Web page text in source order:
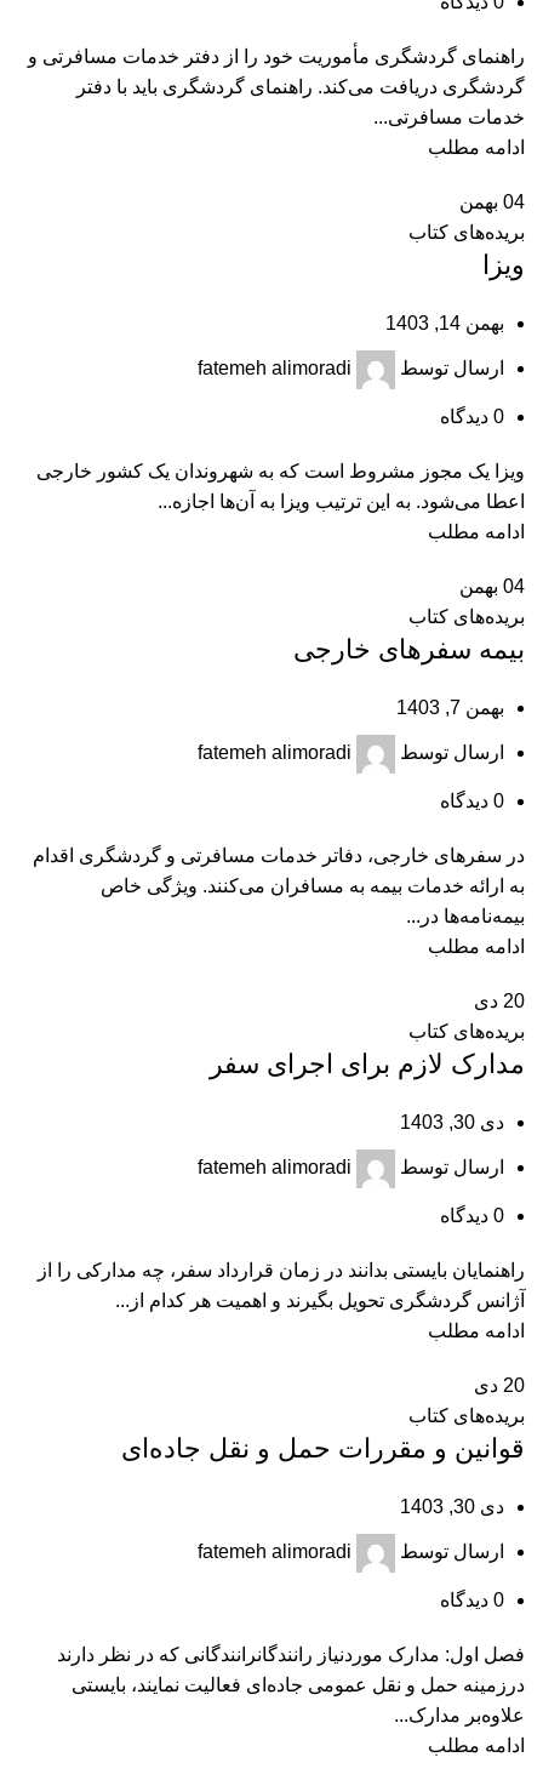
راهنمای گردشگری مأموریت خود را از دفتر خدمات مسافرتی و
گردشگری دریافت می‌کند. راهنمای گردشگری باید با دفتر
خدمات مسافرتی...
ادامه مطلب
04 بهمن
بریده‌های کتاب
ویزا
بهمن 14, 1403
ارسال توسط fatemeh alimoradi
0 دیدگاه
ویزا یک مجوز مشروط است که به شهروندان یک کشور خارجی
اعطا می‌شود. به این ترتیب ویزا به آن‌ها اجازه...
ادامه مطلب
04 بهمن
بریده‌های کتاب
بیمه سفرهای خارجی
بهمن 7, 1403
ارسال توسط fatemeh alimoradi
0 دیدگاه
در سفرهای خارجی، دفاتر خدمات مسافرتی و گردشگری اقدام
به ارائه خدمات بیمه به مسافران می‌کنند. ویژگی خاص
بیمه‌نامه‌ها در...
ادامه مطلب
20 دی
بریده‌های کتاب
مدارک لازم برای اجرای سفر
دی 30, 1403
ارسال توسط fatemeh alimoradi
0 دیدگاه
راهنمایان بایستی بدانند در زمان قرارداد سفر، چه مدارکی را از
آژانس گردشگری تحویل بگیرند و اهمیت هر کدام از...
ادامه مطلب
20 دی
بریده‌های کتاب
قوانین و مقررات حمل و نقل جاده‌ای
دی 30, 1403
ارسال توسط fatemeh alimoradi
0 دیدگاه
فصل اول: مدارک موردنیاز رانندگانرانندگانی که در نظر دارند
درزمینه حمل و نقل عمومی جاده‌ای فعالیت نمایند، بایستی
علاوه‌بر مدارک...
ادامه مطلب